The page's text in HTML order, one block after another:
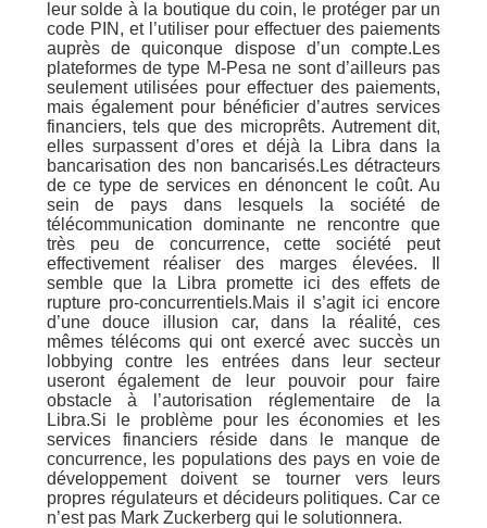
leur solde à la boutique du coin, le protéger par un
code PIN, et l’utiliser pour effectuer des paiements
auprès de quiconque dispose d’un compte.Les
plateformes de type M-Pesa ne sont d’ailleurs pas
seulement utilisées pour effectuer des paiements,
mais également pour bénéficier d’autres services
financiers, tels que des microprêts. Autrement dit,
elles surpassent d’ores et déjà la Libra dans la
bancarisation des non bancarisés.Les détracteurs
de ce type de services en dénoncent le coût. Au
sein de pays dans lesquels la société de
télécommunication dominante ne rencontre que
très peu de concurrence, cette société peut
effectivement réaliser des marges élevées. Il
semble que la Libra promette ici des effets de
rupture pro-concurrentiels.Mais il s’agit ici encore
d’une douce illusion car, dans la réalité, ces
mêmes télécoms qui ont exercé avec succès un
lobbying contre les entrées dans leur secteur
useront également de leur pouvoir pour faire
obstacle à l’autorisation réglementaire de la
Libra.Si le problème pour les économies et les
services financiers réside dans le manque de
concurrence, les populations des pays en voie de
développement doivent se tourner vers leurs
propres régulateurs et décideurs politiques. Car ce
n’est pas Mark Zuckerberg qui le solutionnera.